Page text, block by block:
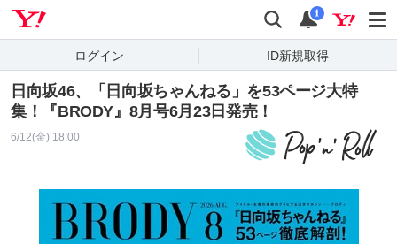
検索 通知
i
ログイン ID新規取得
日向坂46、「日向坂ちゃんねる」を53ページ大特
集！『BRODY』8月号6月23日発売！
6/12(金) 18:00